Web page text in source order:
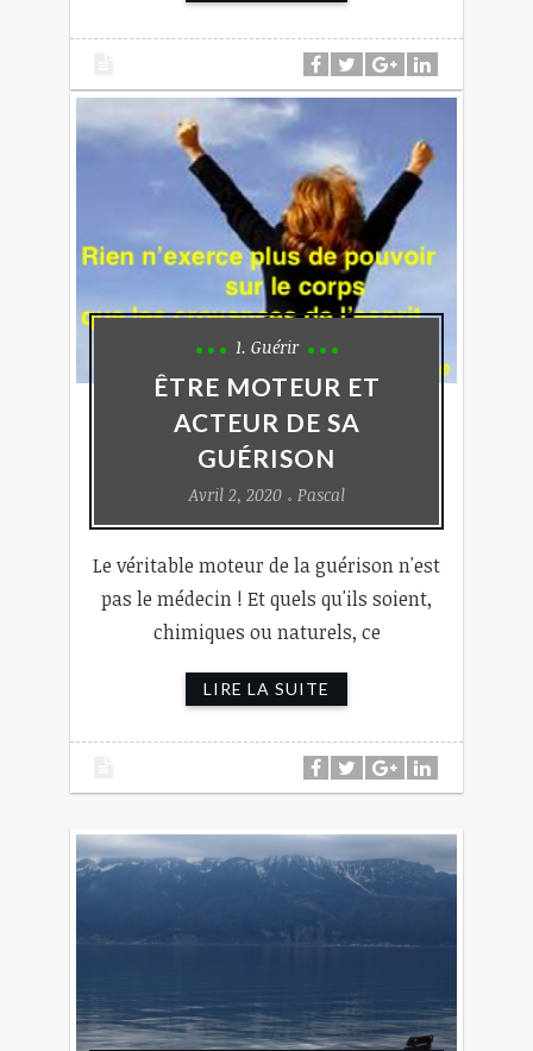
1. Guérir
ÊTRE MOTEUR ET
ACTEUR DE SA
GUÉRISON
Avril 2, 2020 Pascal
Le véritable moteur de la guérison n'est
pas le médecin ! Et quels qu'ils soient,
chimiques ou naturels, ce
LIRE LA SUITE